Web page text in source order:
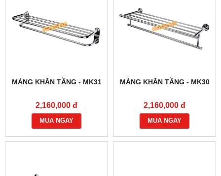
MÁNG KHĂN TẦNG - MK31
2,160,000 đ
MUA NGAY
MÁNG KHĂN TẦNG - MK30
2,160,000 đ
MUA NGAY